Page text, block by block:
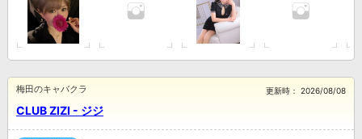
CLUB ZIZI - ジジ
梅田のキャバクラ 更新時： 2026/08/08